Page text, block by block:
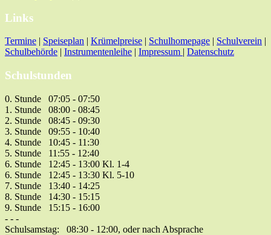
Links
Termine | Speiseplan | Krümelpreise | Schulhomepage | Schulverein |
Schulbehörde | Instrumentenleihe | Impressum | Datenschutz
Schulstunden
0. Stunde 07:05 - 07:50
1. Stunde 08:00 - 08:45
2. Stunde 08:45 - 09:30
3. Stunde 09:55 - 10:40
4. Stunde 10:45 - 11:30
5. Stunde 11:55 - 12:40
6. Stunde 12:45 - 13:00 Kl. 1-4
6. Stunde 12:45 - 13:30 Kl. 5-10
7. Stunde 13:40 - 14:25
8. Stunde 14:30 - 15:15
9. Stunde 15:15 - 16:00
- - -
Schulsamstag: 08:30 - 12:00, oder nach Absprache